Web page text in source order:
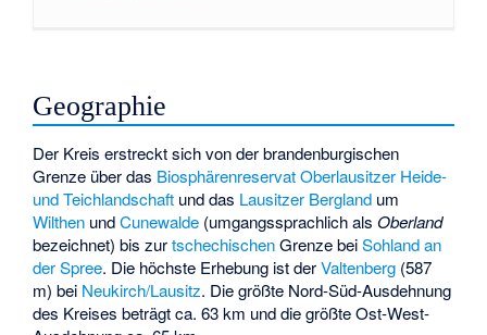
Geographie
Der Kreis erstreckt sich von der brandenburgischen
Grenze über das Biosphärenreservat Oberlausitzer Heide-
und Teichlandschaft und das Lausitzer Bergland um
Wilthen undCunewalde (umgangssprachlich alsOberland
bezeichnet) bis zurtschechischenGrenze beiSohland an
der Spree. Die höchste Erhebung ist derValtenberg (587
m) bei Neukirch/Lausitz. Die größte Nord-Süd-Ausdehnung
des Kreises beträgt ca. 63 km und die größte Ost-West-